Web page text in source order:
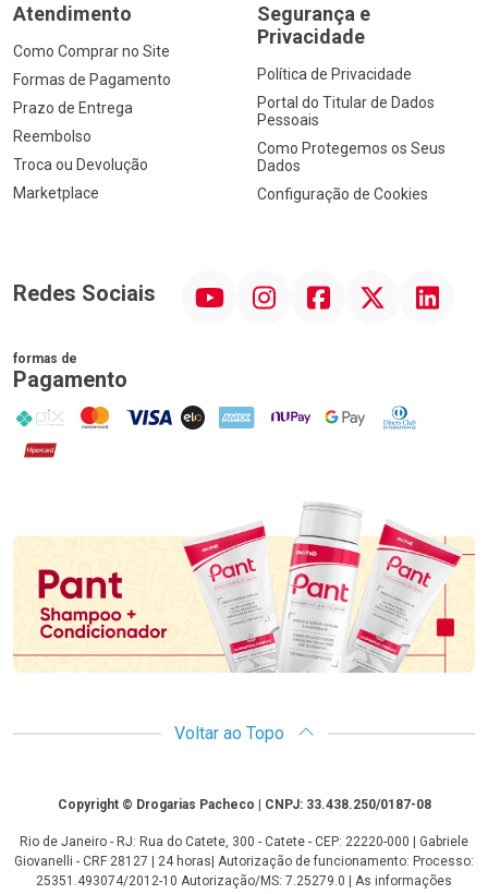
Atendimento
Como Comprar no Site
Formas de Pagamento
Prazo de Entrega
Reembolso
Troca ou Devolução
Marketplace
Segurança e
Privacidade
Política de Privacidade
Portal do Titular de Dados
Pessoais
Como Protegemos os Seus
Dados
Configuração de Cookies
Redes Sociais InstagramFacebook Linkedin
formas de
Pagamento
PIX MasterCard
VISA ELO AMEX NuPay Google PayDiners Club
Hipercard
Promoção em Destaque
Voltar ao Topo
CopyrightCopyright © Drogarias Pacheco | CNPJ: 33.438.250/0187-08
Rio de Janeiro - RJ: Rua do Catete, 300 - Catete - CEP: 22220-000 | Gabriele
Giovanelli - CRF 28127 | 24 horas| Autorização de funcionamento: Processo:
25351.493074/2012-10 Autorização/MS: 7.25279.0 | As informações